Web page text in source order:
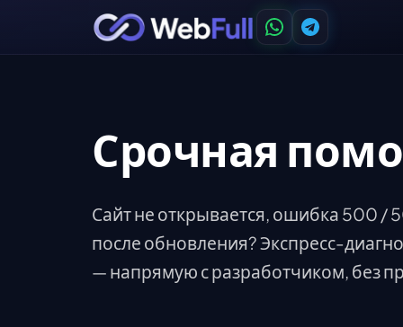
Срочная
Сайт не открывается, ошибка 500 /
после обновления? Экспресс-
— напрямую с разработчиком, без